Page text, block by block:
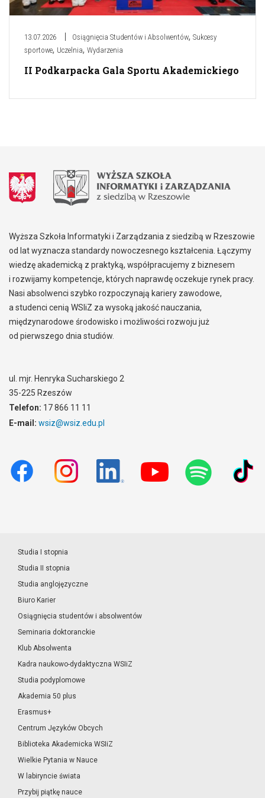
13.07.2026 Osiągnięcia Studentów i Absolwentów, Sukcesy
sportowe, Uczelnia, Wydarzenia
II Podkarpacka Gala Sportu Akademickiego
Wyższa Szkoła Informatyki i Zarządzania z siedzibą w Rzeszowie
od lat wyznacza standardy nowoczesnego kształcenia. Łączymy
wiedzę akademicką z praktyką, współpracujemy z biznesem
i rozwijamy kompetencje, których naprawdę oczekuje rynek pracy.
Nasi absolwenci szybko rozpoczynają kariery zawodowe,
a studenci cenią WSIiZ za wysoką jakość nauczania,
międzynarodowe środowisko i możliwości rozwoju już
od pierwszego dnia studiów.
ul. mjr. Henryka Sucharskiego 2
35-225 Rzeszów
Telefon: 17 866 11 11
E-mail: wsiz@wsiz.edu.pl
Studia I stopnia
Studia II stopnia
Studia anglojęzyczne
Biuro Karier
Osiągnięcia studentów i absolwentów
Seminaria doktoranckie
Klub Absolwenta
Kadra naukowo-dydaktyczna WSIiZ
Studia podyplomowe
Akademia 50 plus
Erasmus+
Centrum Języków Obcych
Biblioteka Akademicka WSIiZ
Wielkie Pytania w Nauce
W labiryncie świata
Przybij piątkę nauce